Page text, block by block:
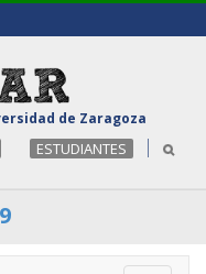
de Zaragoza
ESTUDIANTES